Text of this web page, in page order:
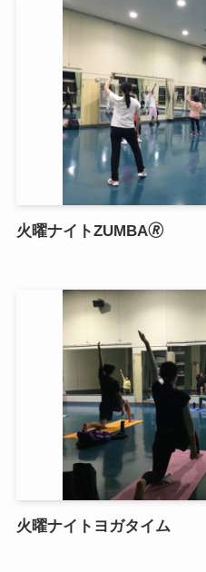
火曜ナイトZUMBA🄬
火曜ナイトヨガタイム